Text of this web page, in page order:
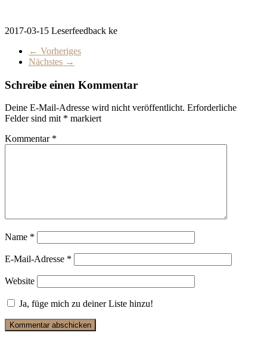
2017-03-15 Leserfeedback ke
← Vorheriges
Nächstes →
Schreibe einen Kommentar
Deine E-Mail-Adresse wird nicht veröffentlicht. Erforderliche
Felder sind mit * markiert
Kommentar *
Name *
E-Mail-Adresse *
Website
Ja, füge mich zu deiner Liste hinzu!